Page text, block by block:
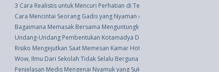
3 Cara Realistis untuk Mencuri Perhatian di Tengah Kesibukan Kerja
Cara Mencintai Seorang Gadis yang Nyaman dengan Diri Sendiri
Bagaimana Memasak Bersama Menguntungkan Hubungan Anda
Undang-Undang Pembentukan Kotamadya Daerah Tingkat Ii Bekasi (UU
Risiko Mengejutkan Saat Memesan Kamar Hotel Via Online
Wow, Ilmu Dari Sekolah Tidak Selalu Berguna di Dunia Kerja
Penjelasan Medis Mengenai Nyamuk yang Suka Manusia Berdarah Manis